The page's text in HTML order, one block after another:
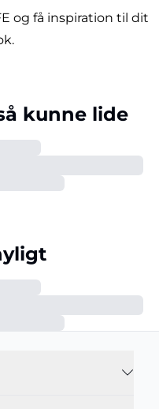
og få inspiration til dit
kunne lide